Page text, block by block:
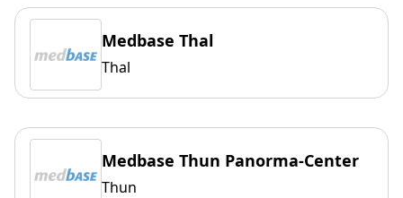
Medbase Thal
Thal
Medbase Thun Panorma-Center
Thun